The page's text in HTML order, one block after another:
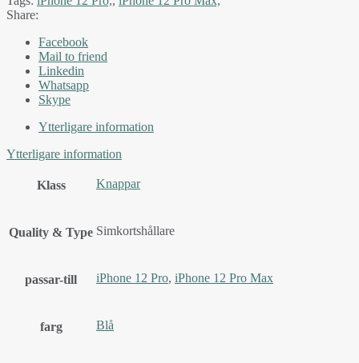
Share:
Facebook
Mail to friend
Linkedin
Whatsapp
Skype
Ytterligare information
Ytterligare information
Klass Knappar
Quality & Type Simkortshållare
passar-till iPhone 12 Pro, iPhone 12 Pro Max
farg Blå